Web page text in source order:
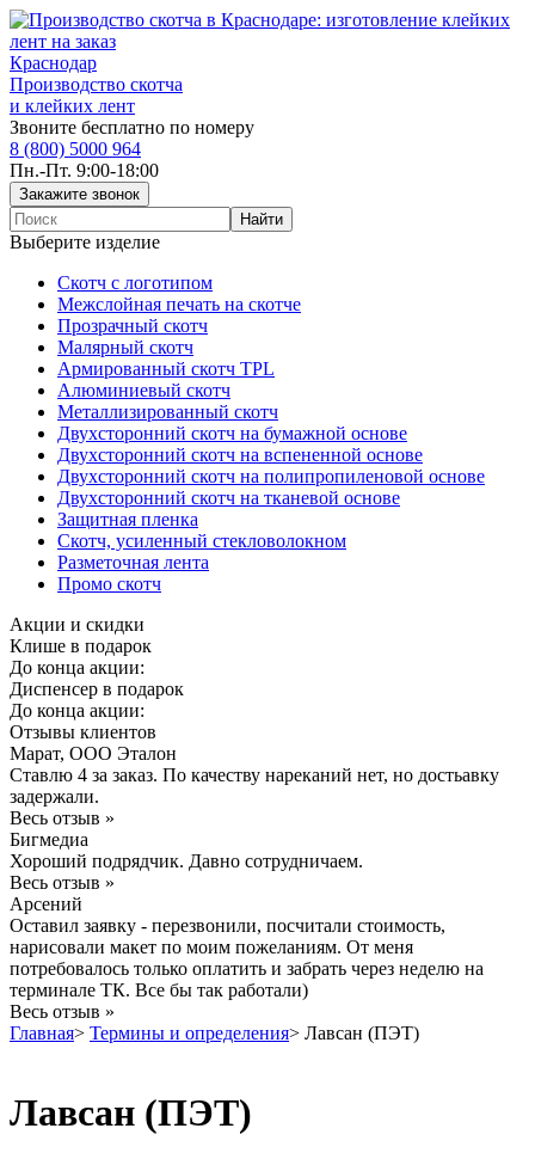
Краснодар
Производство скотча
и клейких лент
Звоните бесплатно по номеру
8 (800) 5000 964
Пн.-Пт. 9:00-18:00
Выберите изделие
Скотч с логотипом
Межслойная печать на скотче
Прозрачный скотч
Малярный скотч
Армированный скотч TPL
Алюминиевый скотч
Металлизированный скотч
Двухсторонний скотч на бумажной основе
Двухсторонний скотч на вспененной основе
Двухсторонний скотч на полипропиленовой основе
Двухсторонний скотч на тканевой основе
Защитная пленка
Скотч, усиленный стекловолокном
Разметочная лента
Промо скотч
Акции и скидки
Клише в подарок
До конца акции:
Диспенсер в подарок
До конца акции:
Отзывы клиентов
Марат, ООО Эталон
Ставлю 4 за заказ. По качеству нареканий нет, но достьавку
задержали.
Весь отзыв »
Бигмедиа
Хороший подрядчик. Давно сотрудничаем.
Весь отзыв »
Арсений
Оставил заявку - перезвонили, посчитали стоимость,
нарисовали макет по моим пожеланиям. От меня
потребовалось только оплатить и забрать через неделю на
терминале ТК. Все бы так работали)
Весь отзыв »
Главная> Термины и определения> Лавсан (ПЭТ)
Лавсан (ПЭТ)